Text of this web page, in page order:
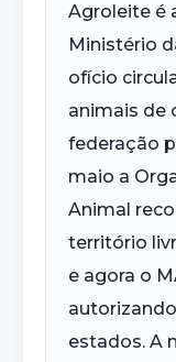
Agroleite é
Ministério
ofício
animais de
federação
maio a
Animal
território
e agora o
estados. A